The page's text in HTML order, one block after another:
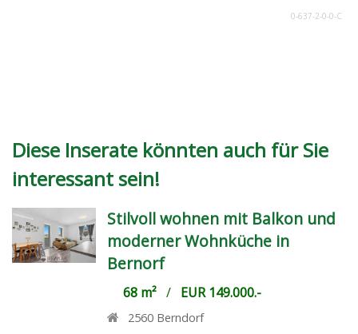
0-637-2-0-0-C
Diese Inserate könnten auch für Sie
interessant sein!
Stilvoll wohnen mit Balkon und
moderner Wohnküche in
Bernorf
68 m²/ EUR 149.000.-
2560 Berndorf